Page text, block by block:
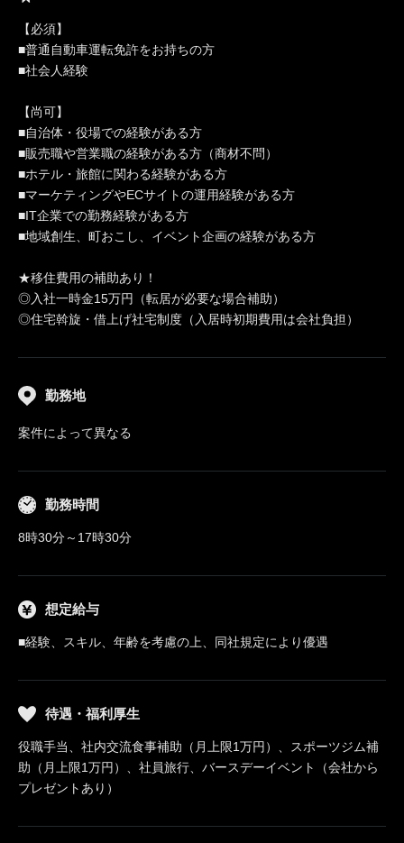
【必須】
■普通自動車運転免許をお持ちの方
■社会人経験
【尚可】
■自治体・役場での経験がある方
■販売職や営業職の経験がある方（商材不問）
■ホテル・旅館に関わる経験がある方
■マーケティングやECサイトの運用経験がある方
■IT企業での勤務経験がある方
■地域創生、町おこし、イベント企画の経験がある方
★移住費用の補助あり！
◎入社一時金15万円（転居が必要な場合補助）
◎住宅斡旋・借上げ社宅制度（入居時初期費用は会社負担）
勤務地
案件によって異なる
勤務時間
8時30分～17時30分
想定給与
■経験、スキル、年齢を考慮の上、同社規定により優遇
待遇・福利厚生
役職手当、社内交流食事補助（月上限1万円）、スポーツジム補
助（月上限1万円）、社員旅行、バースデーイベント（会社から
プレゼントあり）